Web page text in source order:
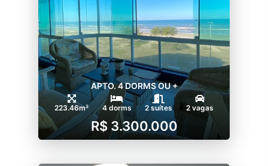
APTO. 4 DORMS OU +
223.46m² 4 dorms 2 suítes 2 vagas
R$ 3.300.000